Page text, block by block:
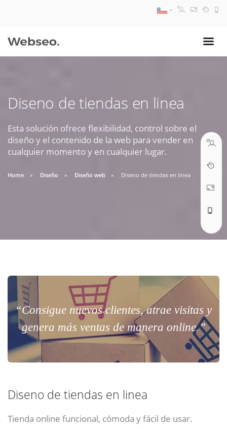
Diseno de tiendas en linea
Esta solución ofrece flexibilidad, control sobre el
diseño y el contenido de la web para vender en
cualquier momento y en cualquier lugar.
Home Diseño Diseño web Diseno de tiendas en linea
“Consigue nuevos clientes, atrae visitas y
genera más ventas de manera online.”
Diseno de tiendas en linea
Tienda online funcional, cómoda y fácil de usar.
09:30 AM A 18:30 PM
soporte@webseo.cl
ABRIR TICKET